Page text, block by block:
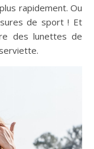
rapidement. Ou
de sport ! Et
des lunettes de